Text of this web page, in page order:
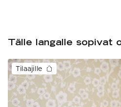
Tälle langalle sopivat
Tilaajille